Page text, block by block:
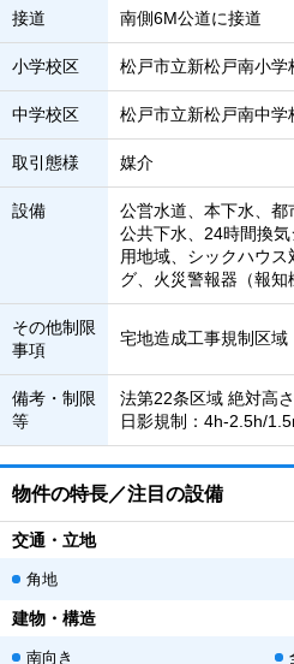
接道 南側6M公道に接道
小学校区 松戸市立新松戸南小学
中学校区 松戸市立新松戸南中学
取引態様 媒介
設備
公営水道、本下水、都
公共下水、24時間換
用地域、シックハウ
グ、火災警報器（報知
その他制限
事項
宅地造成工事規制区域
備考・制限
等
法第22条区域 絶対高
日影規制：4h-2.5h/
物件の特長／注目の設備
交通・立地
角地
建物・構造
南向き